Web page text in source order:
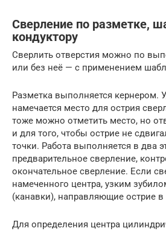
Сверление по разметке,
кондуктору
Сверлить отверстия можно по
или без неё — с применением
Разметка выполняется кернером.
намечается место для острия
тоже можно отметить место, но
и для того, чтобы острие не
точки. Работа выполняется в два
предварительное сверление,
окончательное сверление. Если
намеченного центра, узким
(канавки), направляющие острие
Для определения центра